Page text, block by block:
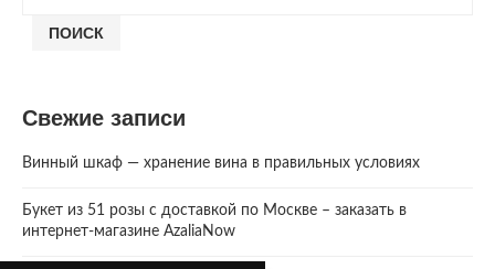
ПОИСК
Свежие записи
Винный шкаф — хранение вина в правильных условиях
Букет из 51 розы с доставкой по Москве – заказать в
интернет-магазине AzaliaNow